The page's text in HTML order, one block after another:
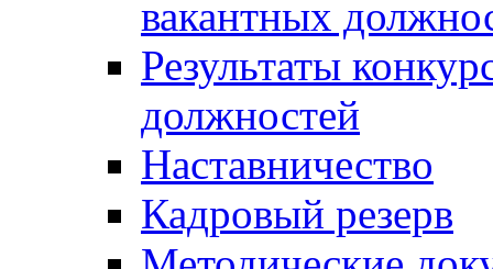
вакантных
Результаты
должностей
Наставничество
Кадровый резерв